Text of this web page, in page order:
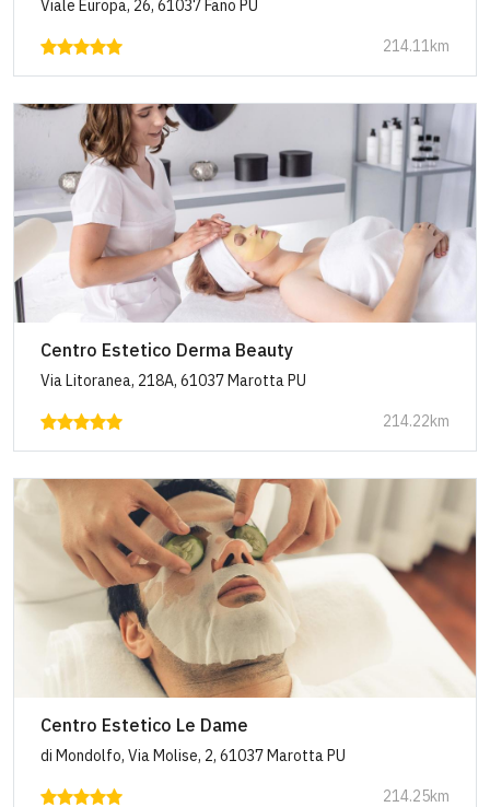
Viale Europa, 26, 61037 Fano PU
214.11km
Centro Estetico Derma Beauty
Via Litoranea, 218A, 61037 Marotta PU
214.22km
Centro Estetico Le Dame
di Mondolfo, Via Molise, 2, 61037 Marotta PU
214.25km